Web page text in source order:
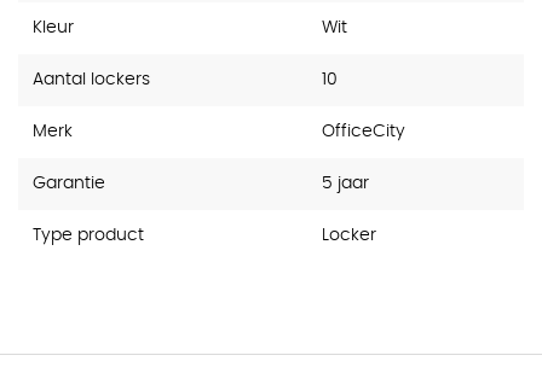
Kleur Wit
Aantal lockers 10
Merk OfficeCity
Garantie 5 jaar
Type product Locker